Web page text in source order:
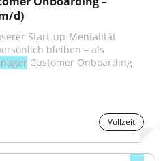
d)
Start-up-Mentalität
bleiben – als
Customer Onboarding
Vollzeit